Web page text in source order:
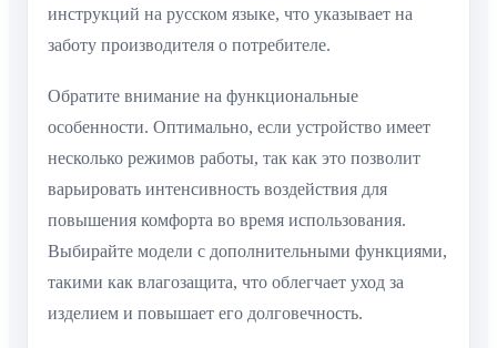
инструкций на русском языке, что указывает на
заботу производителя о потребителе.
Обратите внимание на функциональные
особенности. Оптимально, если устройство имеет
несколько режимов работы, так как это позволит
варьировать интенсивность воздействия для
повышения комфорта во время использования.
Выбирайте модели с дополнительными функциями,
такими как влагозащита, что облегчает уход за
изделием и повышает его долговечность.